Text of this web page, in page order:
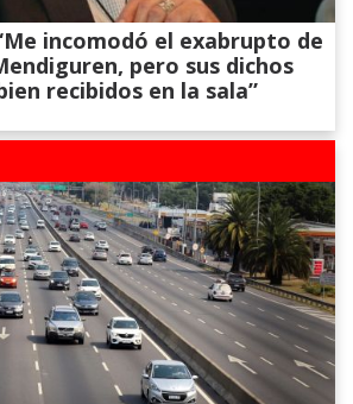
incomodó el exabrupto de
pero sus dichos
recibidos en la sala”